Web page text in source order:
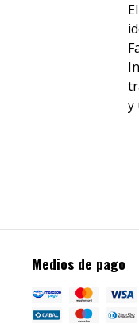
y
Medios de pago